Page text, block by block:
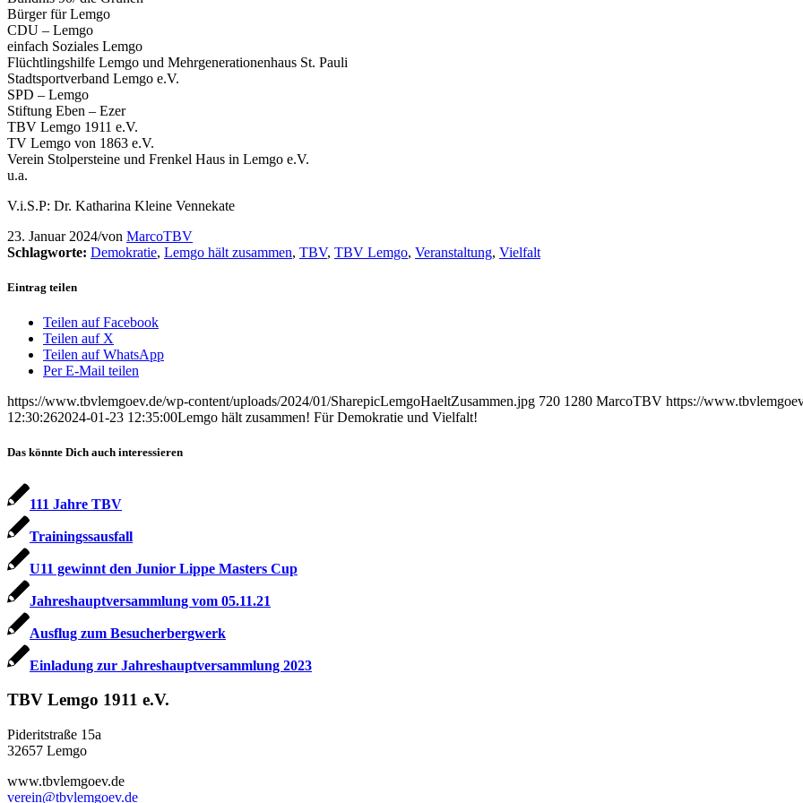
Bürger für Lemgo
CDU – Lemgo
einfach Soziales Lemgo
Flüchtlingshilfe Lemgo und Mehrgenerationenhaus St. Pauli
Stadtsportverband Lemgo e.V.
SPD – Lemgo
Stiftung Eben – Ezer
TBV Lemgo 1911 e.V.
TV Lemgo von 1863 e.V.
Verein Stolpersteine und Frenkel Haus in Lemgo e.V.
u.a.
V.i.S.P: Dr. Katharina Kleine Vennekate
23. Januar 2024/von MarcoTBV
Schlagworte: Demokratie, Lemgo hält zusammen, TBV, TBV Lemgo, Veranstaltung, Vielfalt
Eintrag teilen
Teilen auf Facebook
Teilen auf X
Teilen auf WhatsApp
Per E-Mail teilen
https://www.tbvlemgoev.de/wp-content/uploads/2024/01/SharepicLemgoHaeltZusammen.jpg 720 1280 MarcoTBV https://
12:30:262024-01-23 12:35:00Lemgo hält zusammen! Für Demokratie und Vielfalt!
Das könnte Dich auch interessieren
111 Jahre TBV
Trainingssausfall
U11 gewinnt den Junior Lippe Masters Cup
Jahreshauptversammlung vom 05.11.21
Ausflug zum Besucherbergwerk
Einladung zur Jahreshauptversammlung 2023
TBV Lemgo 1911 e.V.
Pideritstraße 15a
32657 Lemgo
www.tbvlemgoev.de
verein@tbvlemgoev.de